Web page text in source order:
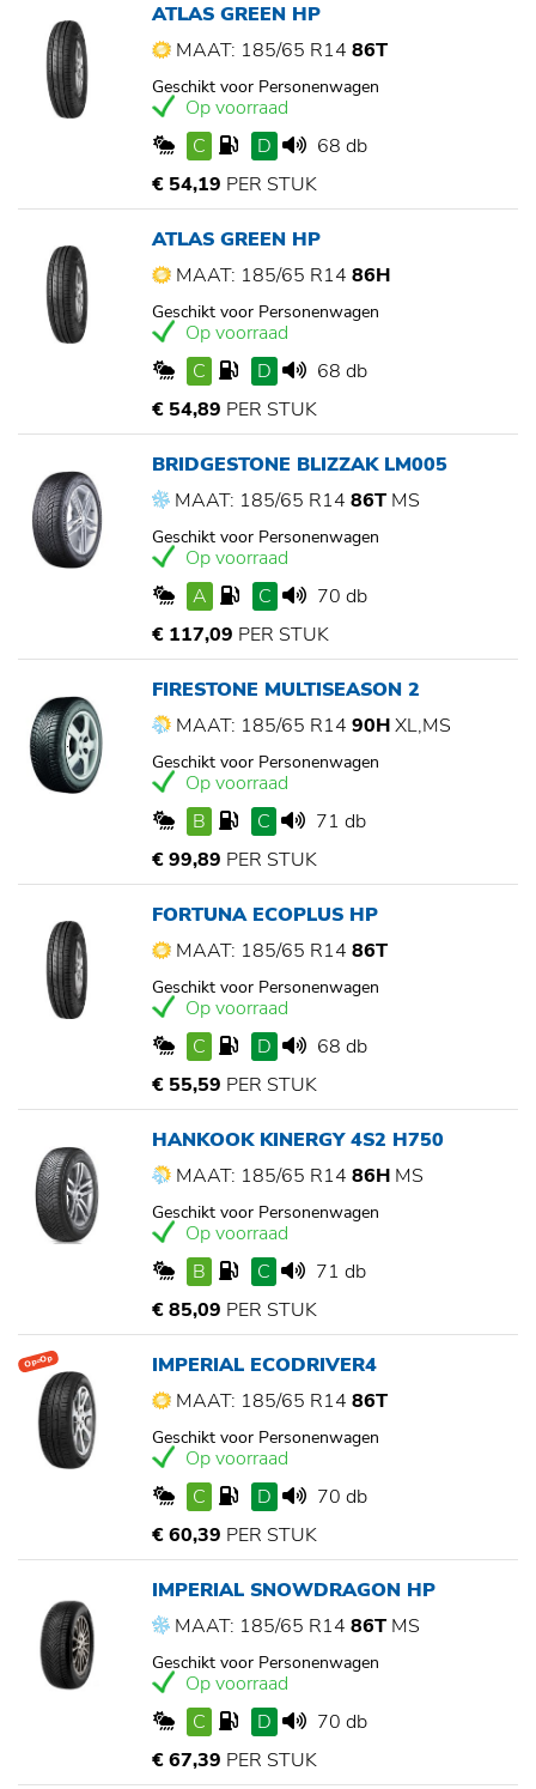
ATLAS GREEN HP
MAAT: 185/65 R14 86T
Geschikt voor Personenwagen
Op voorraad
C
D
68 db
€ 54,19 PER STUK
ATLAS GREEN HP
MAAT: 185/65 R14 86H
Geschikt voor Personenwagen
Op voorraad
C
D
68 db
€ 54,89 PER STUK
BRIDGESTONE BLIZZAK LM005
MAAT: 185/65 R14 86T MS
Geschikt voor Personenwagen
Op voorraad
A
C
70 db
€ 117,09 PER STUK
FIRESTONE MULTISEASON 2
MAAT: 185/65 R14 90HXL,MS
Geschikt voor Personenwagen
Op voorraad
B
C
71 db
€ 99,89 PER STUK
FORTUNA ECOPLUS HP
MAAT: 185/65 R14 86T
Geschikt voor Personenwagen
Op voorraad
C
D
68 db
€ 55,59 PER STUK
HANKOOK KINERGY 4S2 H750
MAAT: 185/65 R14 86H MS
Geschikt voor Personenwagen
Op voorraad
B
C
71 db
€ 85,09 PER STUK
Op=Op
IMPERIAL ECODRIVER4
MAAT: 185/65 R14 86T
Geschikt voor Personenwagen
Op voorraad
C
D
70 db
€ 60,39 PER STUK
IMPERIAL SNOWDRAGON HP
MAAT: 185/65 R14 86T MS
Geschikt voor Personenwagen
Op voorraad
C
D
70 db
€ 67,39 PER STUK